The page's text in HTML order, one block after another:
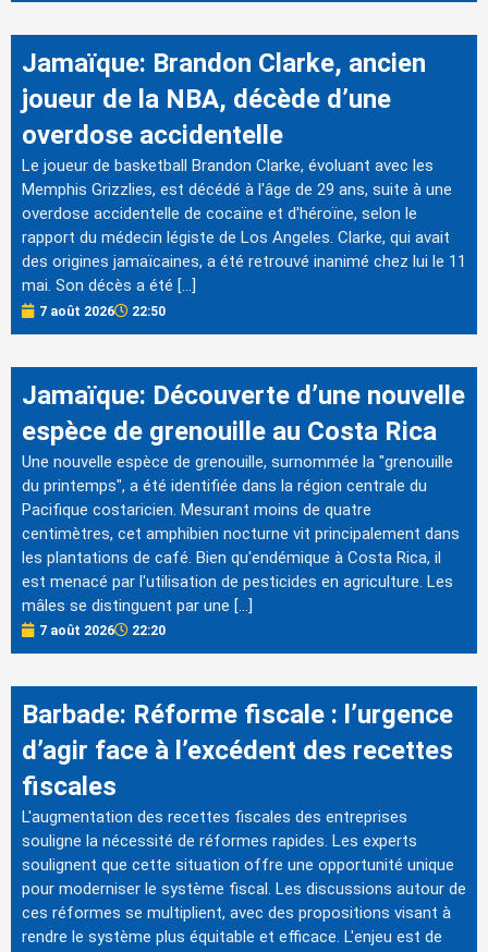
Jamaïque: Brandon Clarke, ancien
joueur de la NBA, décède d’une
overdose accidentelle
Le joueur de basketball Brandon Clarke, évoluant avec les
Memphis Grizzlies, est décédé à l'âge de 29 ans, suite à une
overdose accidentelle de cocaïne et d'héroïne, selon le
rapport du médecin légiste de Los Angeles. Clarke, qui avait
des origines jamaïcaines, a été retrouvé inanimé chez lui le 11
mai. Son décès a été […]
7 août 2026 22:50
Jamaïque: Découverte d’une nouvelle
espèce de grenouille au Costa Rica
Une nouvelle espèce de grenouille, surnommée la "grenouille
du printemps", a été identifiée dans la région centrale du
Pacifique costaricien. Mesurant moins de quatre
centimètres, cet amphibien nocturne vit principalement dans
les plantations de café. Bien qu'endémique à Costa Rica, il
est menacé par l'utilisation de pesticides en agriculture. Les
mâles se distinguent par une […]
7 août 2026 22:20
Barbade: Réforme fiscale : l’urgence
d’agir face à l’excédent des recettes
fiscales
L'augmentation des recettes fiscales des entreprises
souligne la nécessité de réformes rapides. Les experts
soulignent que cette situation offre une opportunité unique
pour moderniser le système fiscal. Les discussions autour de
ces réformes se multiplient, avec des propositions visant à
rendre le système plus équitable et efficace. L'enjeu est de